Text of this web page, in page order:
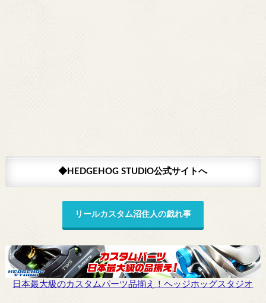
◆HEDGEHOG STUDIO公式サイトへ
リールカスタム沼住人の戯れ事
日本最大級のカスタムパーツ品揃え！ヘッジホッグスタジオ